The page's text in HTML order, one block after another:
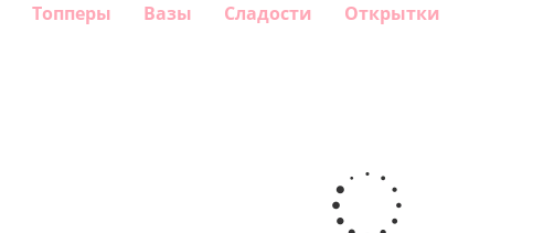
Топперы Вазы Сладости Открытки
Самая
самая